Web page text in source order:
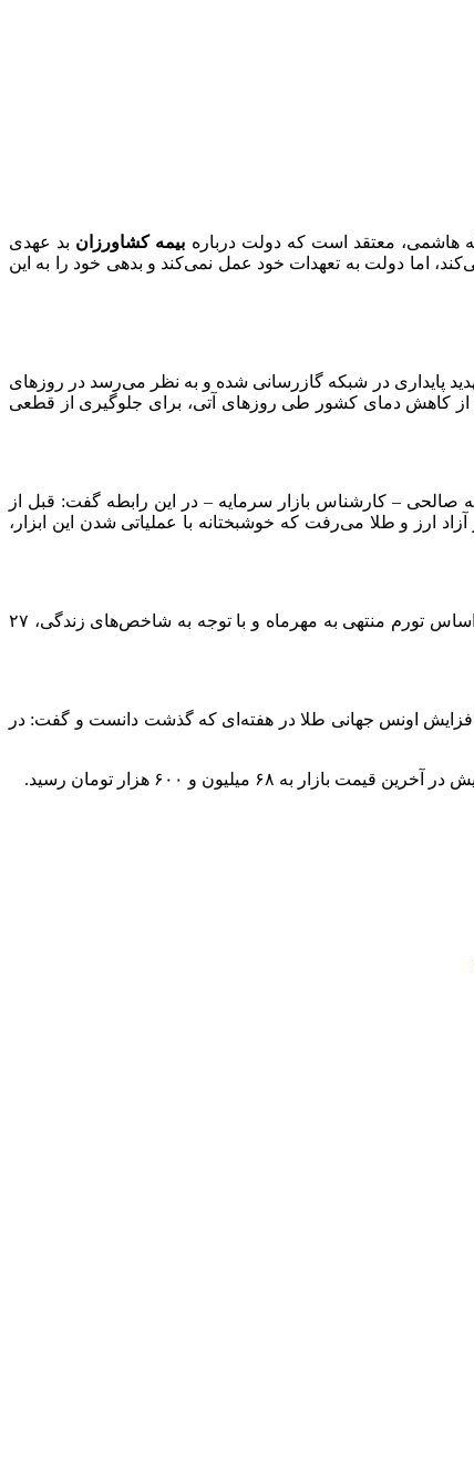
هاشمی، معتقد است که دولت درباره بیمه کشاورزان بد عهدی
اما دولت به تعهدات خود عمل نمی‌کند و بدهی خود را به این
پایداری در شبکه گازرسانی شده و به نظر می‌رسد در روزهای
هواشناسی از کاهش دمای کشور طی روزهای آتی، برای جلوگیری از قطعی
صالحی – کارشناس بازار سرمایه – در این رابطه گفت: قبل از
ارز و طلا می‌رفت که خوشبختانه با عملیاتی شدن این ابزار،
امروز سرویس اقتصادی ایسنا به بررسی هزینه ماهانه زندگی کارگران در کشور پرداخت. مطابق این بررسی هزینه سبد معیشت کارگران بر اساس تورم منتهی به مهرماه و با توجه به شاخص‌های زندگی، ۲۷
افزایش اونس جهانی طلا در هفته‌ای که گذشت دانست و گفت: در